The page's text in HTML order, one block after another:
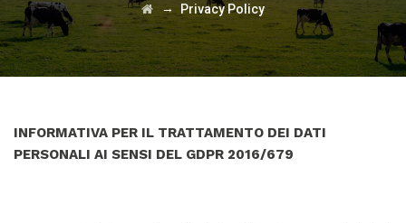
→ Privacy Policy
INFORMATIVA PER IL TRATTAMENTO DEI DATI
PERSONALI AI SENSI DEL GDPR 2016/679